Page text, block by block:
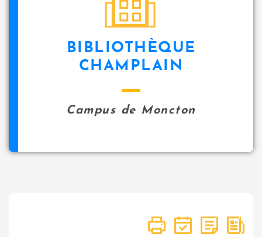
BIBLIOTHÈQUE
CHAMPLAIN
Campus de Moncton